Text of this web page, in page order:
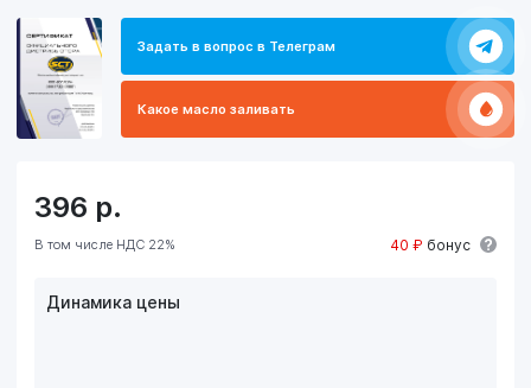
Задать в вопрос в Телеграм
Какое масло заливать
396 р.
В том числе НДС 22% 40 ₽ бонус
Динамика цены